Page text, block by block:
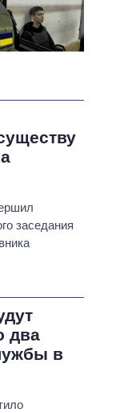
заседания
два
в